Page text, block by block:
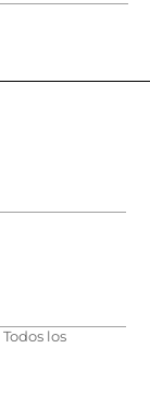
los